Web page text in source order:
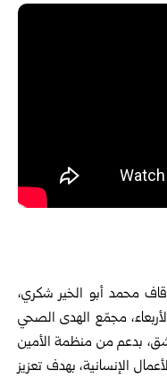
محمد أبو الخير ‏شكري،
‏مجمّع ‏الهدى الصحي
‏بدعم من منظمة الأمين
الإنسانية، بهدف تعزيز